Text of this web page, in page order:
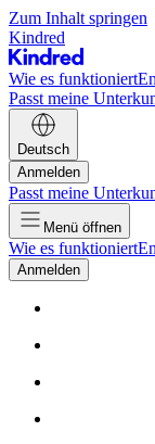
Zum Inhalt springen
Kindred
Wie es funktioniert
Passt meine
Deutsch
Anmelden
Passt meine
Menü öffnen
Wie es funktioniert
Anmelden